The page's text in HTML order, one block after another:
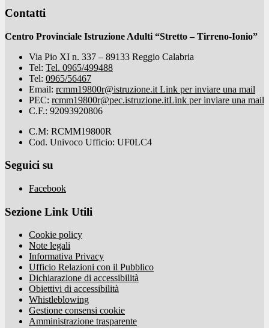
Contatti
Centro Provinciale Istruzione Adulti “Stretto – Tirreno-Ionio”
Via Pio XI n. 337 – 89133 Reggio Calabria
Tel: Tel. 0965/499488
Tel: 0965/56467
Email: rcmm19800r@istruzione.it Link per inviare una mail
PEC: rcmm19800r@pec.istruzione.itLink per inviare una mail
C.F.: 92093920806
C.M: RCMM19800R
Cod. Univoco Ufficio: UF0LC4
Seguici su
Facebook
Sezione Link Utili
Cookie policy
Note legali
Informativa Privacy
Ufficio Relazioni con il Pubblico
Dichiarazione di accessibilità
Obiettivi di accessibilità
Whistleblowing
Gestione consensi cookie
Amministrazione trasparente